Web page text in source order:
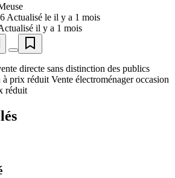
Actualisé le il y a 1 mois
il y a 1 mois
directe sans distinction des publics
prix réduit Vente électroménager occasion
réduit